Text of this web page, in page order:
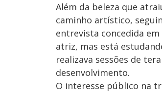
Além da beleza que
caminho artístico,
entrevista concedida
atriz, mas está
realizava sessões de
desenvolvimento.
O interesse público na